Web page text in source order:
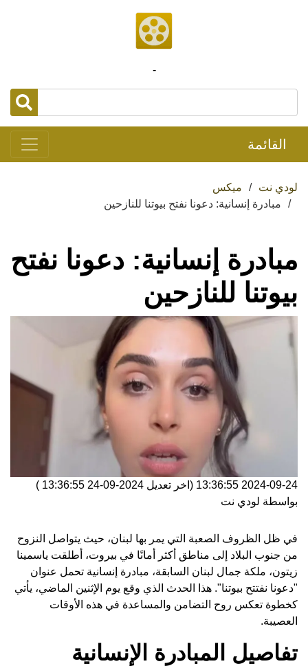
-
القائمة
لودي نت
ميكس
مبادرة إنسانية: دعونا نفتح بيوتنا للنازحين
مبادرة إنسانية: دعونا نفتح
بيوتنا للنازحين
2024-09-24 13:36:55 (اخر تعديل 2024-09-24 13:36:55
)
بواسطة لودي نت
في ظل الظروف الصعبة التي يمر بها لبنان، حيث يتواصل النزوح
من جنوب البلاد إلى مناطق أكثر أمانًا في بيروت، أطلقت ياسمينا
زيتون، ملكة جمال لبنان السابقة، مبادرة إنسانية تحمل عنوان
"دعونا نفتتح بيوتنا". هذا الحدث الذي وقع يوم الإثنين الماضي، يأتي
كخطوة تعكس روح التضامن والمساعدة في هذه الأوقات
العصيبة.
تفاصيل المبادرة الإنسانية